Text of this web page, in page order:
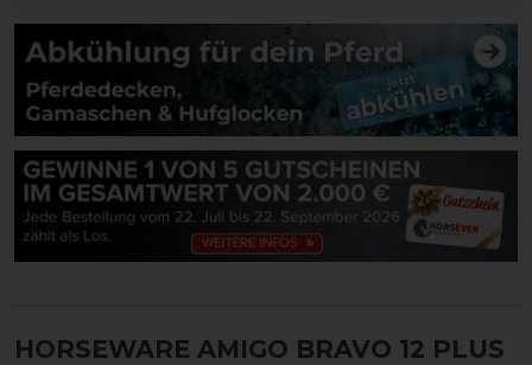
HORSEWARE AMIGO BRAVO 12 PLUS